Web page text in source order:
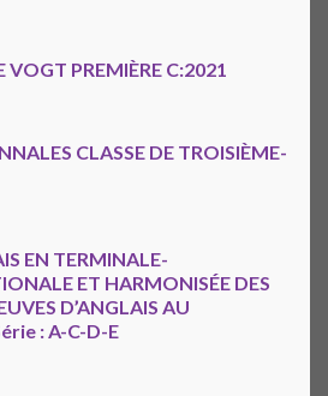
VOGT PREMIÈRE C:2021
CLASSE DE TROISIÈME-
EN TERMINALE-
ET HARMONISÉE DES
D’ANGLAIS AU
: A-C-D-E